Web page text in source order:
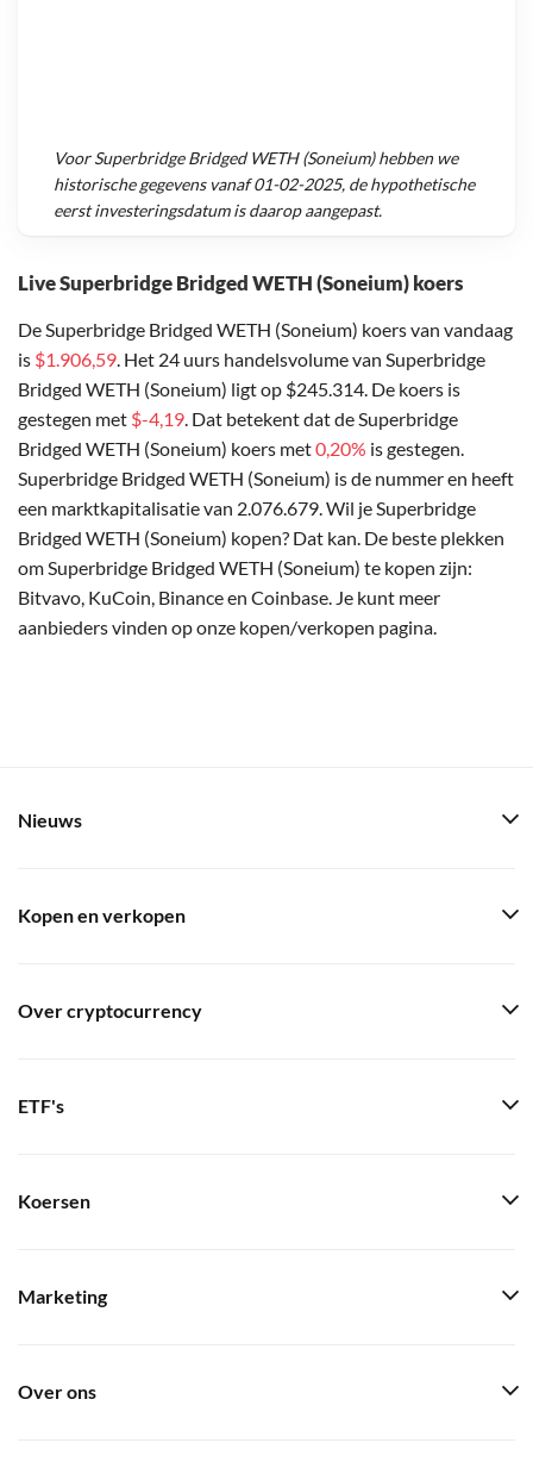
Live Superbridge Bridged WETH (Soneium) koers
De Superbridge Bridged WETH (Soneium) koers van vandaag
is $1.906,59. Het 24 uurs handelsvolume van Superbridge
Bridged WETH (Soneium) ligt op $245.314. De koers is
gestegen met $-4,19. Dat betekent dat de Superbridge
Bridged WETH (Soneium) koers met0,20% is gestegen.
Superbridge Bridged WETH (Soneium) is de nummer en heeft
een marktkapitalisatie van 2.076.679. Wil je Superbridge
Bridged WETH (Soneium) kopen? Dat kan. De beste plekken
om Superbridge Bridged WETH (Soneium) te kopen zijn:
Bitvavo, KuCoin, Binance en Coinbase. Je kunt meer
aanbieders vinden op onze kopen/verkopen pagina.
VoorSuperbridge Bridged WETH (Soneium)hebben we
historische gegevens vanaf01-02-2025, de hypothetische
eerst investeringsdatum is daarop aangepast.
Nieuws
Kopen en verkopen
Over cryptocurrency
ETF's
Koersen
Marketing
Over ons